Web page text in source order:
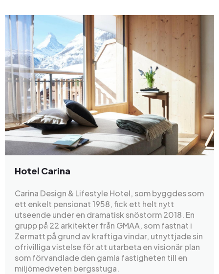
Hotel Carina
Carina Design & Lifestyle Hotel, som byggdes som
ett enkelt pensionat 1958, fick ett helt nytt
utseende under en dramatisk snöstorm 2018. En
grupp på 22 arkitekter från GMAA, som fastnat i
Zermatt på grund av kraftiga vindar, utnyttjade sin
ofrivilliga vistelse för att utarbeta en visionär plan
som förvandlade den gamla fastigheten till en
miljömedveten bergsstuga.